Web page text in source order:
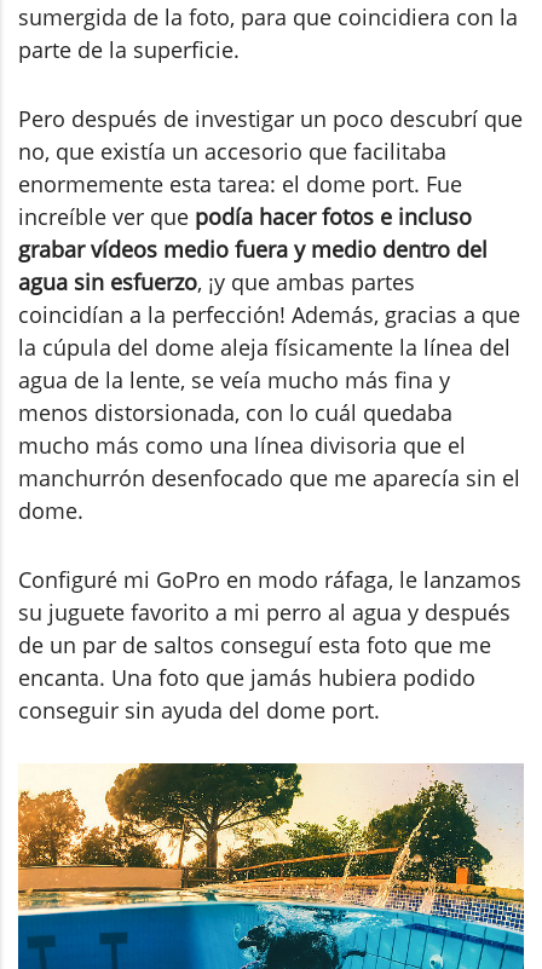
sumergida de la foto, para que coincidiera con la
parte de la superficie.
Pero después de investigar un poco descubrí que
no, que existía un accesorio que facilitaba
enormemente esta tarea: el dome port. Fue
increíble ver que podía hacer fotos e incluso
grabar vídeos medio fuera y medio dentro del
agua sin esfuerzo, ¡y que ambas partes
coincidían a la perfección! Además, gracias a que
la cúpula del dome aleja físicamente la línea del
agua de la lente, se veía mucho más fina y
menos distorsionada, con lo cuál quedaba
mucho más como una línea divisoria que el
manchurrón desenfocado que me aparecía sin el
dome.
Configuré mi GoPro en modo ráfaga, le lanzamos
su juguete favorito a mi perro al agua y después
de un par de saltos conseguí esta foto que me
encanta. Una foto que jamás hubiera podido
conseguir sin ayuda del dome port.